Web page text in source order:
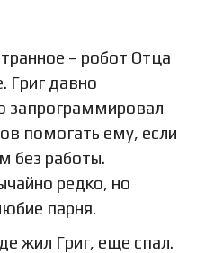
– робот Отца
Григ давно
запрограммировал
помогать ему, если
без работы.
редко, но
парня.
жил Григ, еще спал.